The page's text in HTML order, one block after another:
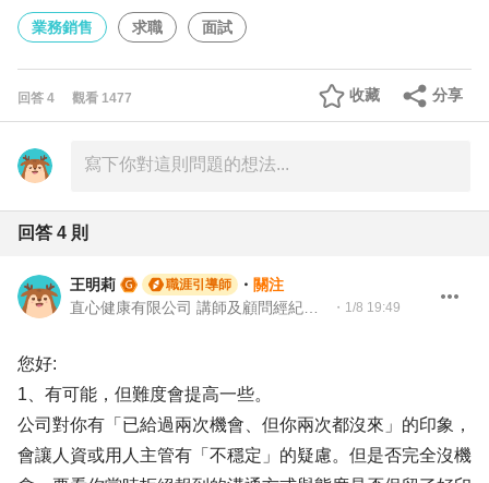
業務銷售 求職 面試
回答 4 觀看 1477 分享
收藏
回答 4 則
王明莉 職涯引導師 ・ 關注
・ 1/8 19:49
您好:
1、有可能，但難度會提高一些。
公司對你有「已給過兩次機會、但你兩次都沒來」的印象，
會讓人資或用人主管有「不穩定」的疑慮。但是否完全沒機